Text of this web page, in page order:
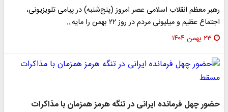
رهبر معظم انقلاب اسلامی عصر امروز (پنج‌شنبه) در پیامی تلویزیونی،
اجتماع عظیم و میلیونی مردم در روز ۲۲ بهمن را مایه…
۲۳ بهمن ۱۴۰۴
حضور چهل فرمانده ایرانی در تنگه هرمز همزمان با مذاکرات